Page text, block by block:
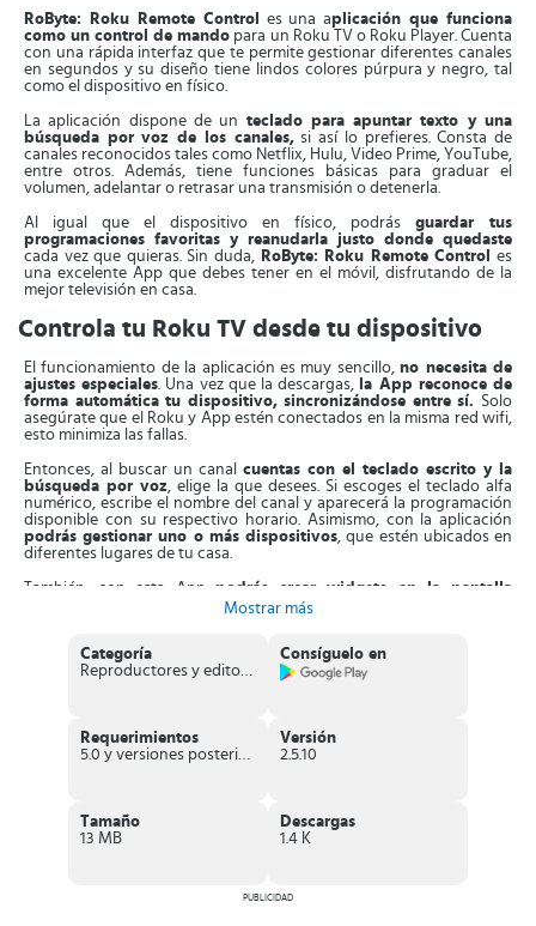
RoByte: Roku Remote Control es una aplicación que funciona
como un control de mando para un Roku TV o Roku Player. Cuenta
con una rápida interfaz que te permite gestionar diferentes canales
en segundos y su diseño tiene lindos colores púrpura y negro, tal
como el dispositivo en físico.
La aplicación dispone de un teclado para apuntar texto y una
búsqueda por voz de los canales,si así lo prefieres. Consta de
canales reconocidos tales como Netflix, Hulu, Video Prime, YouTube,
entre otros. Además, tiene funciones básicas para graduar el
volumen, adelantar o retrasar una transmisión o detenerla.
Al igual que el dispositivo en físico, podrás guardar tus
programaciones favoritas y reanudarla justo donde quedaste
cada vez que quieras. Sin duda, RoByte: Roku Remote Control
es
una excelente App que debes tener en el móvil, disfrutando de la
mejor televisión en casa.
Controla tu Roku TV desde tu dispositivo
El funcionamiento de la aplicación es muy sencillo,no necesita de
ajustes especiales. Una vez que la descargas, la App reconoce de
forma automática tu dispositivo, sincronizándose entre sí. Solo
asegúrate que el Roku y App estén conectados en la misma red wifi,
esto minimiza las fallas.
Entonces, al buscar un canal cuentas con el teclado escrito y la
búsqueda por voz, elige la que desees. Si escoges el teclado alfa
numérico, escribe el nombre del canal y aparecerá la programación
disponible con su respectivo horario. Asimismo, con la aplicación
podrás gestionar uno o más dispositivos, que estén ubicados en
diferentes lugares de tu casa.
También, con esta App podrás crear widgets en la pantalla
, con los canales que más ves. Así, no tienes que
Aparte de esto,RoByte: Roku Remote Control
conmutador de canales, soporte Android wear y más widgets en la
pantalla de inicio.
Control
Mostrar más
Categoría
Reproductores y editores de vídeo
Consíguelo en
Requerimientos
5.0 y versiones posteriores
Versión
2.5.10
Tamaño
13 MB
Descargas
1.4 K
PUBLICIDAD